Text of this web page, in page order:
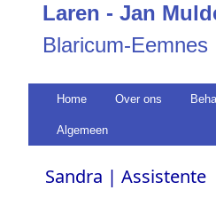
Laren - Jan
Blaricum-Eemnes
Home Over ons
Algemeen
Sandra | Assistente